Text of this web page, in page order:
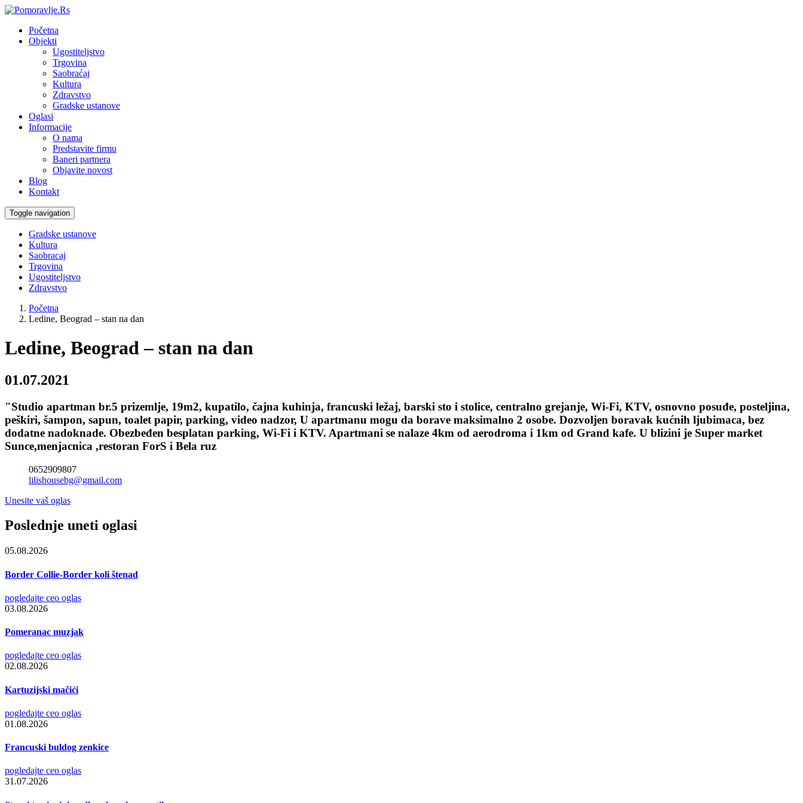
Početna
Objekti
Ugostiteljstvo
Trgovina
Saobraćaj
Kultura
Zdravstvo
Gradske ustanove
Oglasi
Informacije
O nama
Predstavite firmu
Baneri partnera
Objavite novost
Blog
Kontakt
Toggle navigation
Gradske ustanove
Kultura
Saobracaj
Trgovina
Ugostiteljstvo
Zdravstvo
Početna
Ledine, Beograd – stan na dan
Ledine, Beograd – stan na dan
01.07.2021
"Studio apartman br.5 prizemlje, 19m2, kupatilo, čajna kuhinja, francuski ležaj, barski sto i stolice, centralno grejanje, Wi-Fi, KTV, osnovno posuđe, posteljina,
peškiri, šampon, sapun, toalet papir, parking, video nadzor, U apartmanu mogu da borave maksimalno 2 osobe. Dozvoljen boravak kućnih ljubimaca, bez
dodatne nadoknade. Obezbeđen besplatan parking, Wi-Fi i KTV. Apartmani se nalaze 4km od aerodroma i 1km od Grand kafe. U blizini je Super market
Sunce,menjacnica ,restoran ForS i Bela ruz
0652909807
lilishousebg@gmail.com
Unesite vaš oglas
Poslednje uneti oglasi
05.08.2026
Border Collie-Border koli štenad
pogledajte ceo oglas
03.08.2026
Pomeranac muzjak
pogledajte ceo oglas
02.08.2026
Kartuzijski mačići
pogledajte ceo oglas
01.08.2026
Francuski buldog zenkice
pogledajte ceo oglas
31.07.2026